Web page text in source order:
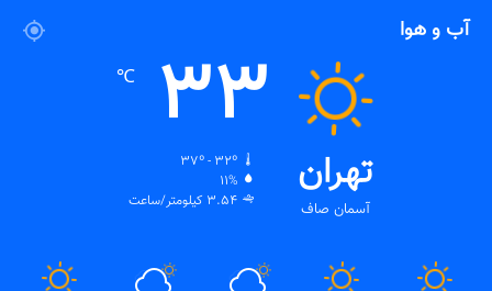
آب و هوا
تهران
آسمان صاف
33
℃
37º - 32º
11%
3.54 کیلومتر/ساعت